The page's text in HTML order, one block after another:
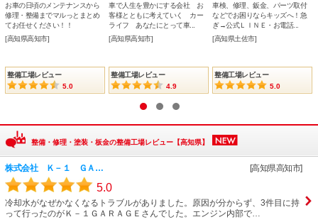
お車の日頃のメンテナンスから
修理・整備までマルっとまとめ
てお任せください！！
[高知県高知市]
整備工場レビュー
5.0
車で人生を豊かにする会社 お
客様とともに考えていく カー
ライフ あなたにとって車...
[高知県高知市]
整備工場レビュー
4.9
車検、修理、鈑金、パーツ取付
などでお困りならキッズへ！急
ぎ→公式ＬＩＮＥ・お電話...
[高知県土佐市]
整備工場レビュー
5.0
整備・修理・塗装・板金の整備工場レビュー【高知県】
株式会社 Ｋ－１ ＧＡ… [高知県高知市]
5.0
冷却水がなぜかなくなるトラブルがありました。原因が分からず、3件目に持
って行ったのがＫ－１ＧＡＲＡＧＥさんでした。エンジン内部で…